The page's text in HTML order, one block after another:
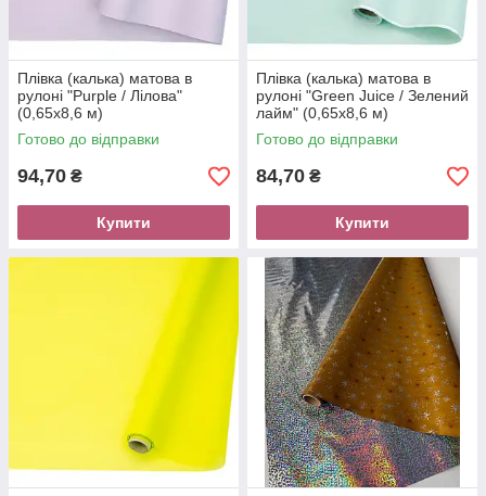
Плівка (калька) матова в
рулоні "Purple / Лілова"
(0,65х8,6 м)
Готово до відправки
94,70 ₴
Купити
Плівка (калька) матова в
рулоні "Green Juice / Зелений
лайм" (0,65х8,6 м)
Готово до відправки
84,70 ₴
Купити